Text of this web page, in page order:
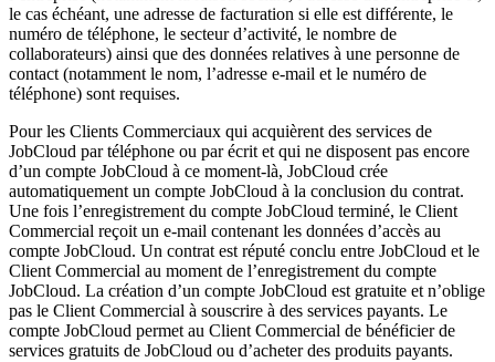
le cas échéant, une adresse de facturation si elle est différente, le
numéro de téléphone, le secteur d’activité, le nombre de
collaborateurs) ainsi que des données relatives à une personne de
contact (notamment le nom, l’adresse e-mail et le numéro de
téléphone) sont requises.
Pour les Clients Commerciaux qui acquièrent des services de
JobCloud par téléphone ou par écrit et qui ne disposent pas encore
d’un compte JobCloud à ce moment-là, JobCloud crée
automatiquement un compte JobCloud à la conclusion du contrat.
Une fois l’enregistrement du compte JobCloud terminé, le Client
Commercial reçoit un e-mail contenant les données d’accès au
compte JobCloud. Un contrat est réputé conclu entre JobCloud et le
Client Commercial au moment de l’enregistrement du compte
JobCloud. La création d’un compte JobCloud est gratuite et n’oblige
pas le Client Commercial à souscrire à des services payants. Le
compte JobCloud permet au Client Commercial de bénéficier de
services gratuits de JobCloud ou d’acheter des produits payants.